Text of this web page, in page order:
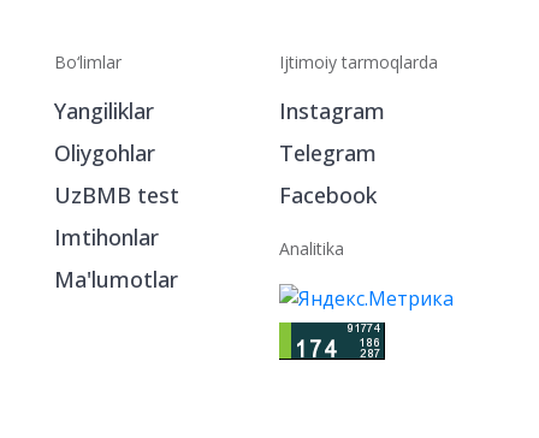
Bo‘limlar
Yangiliklar
Oliygohlar
UzBMB test
Imtihonlar
Ma'lumotlar
Ijtimoiy tarmoqlarda
Instagram
Telegram
Facebook
Analitika